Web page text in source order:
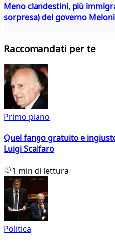
Meno clandestini, più
sorpresa) del governo Meloni
Raccomandati per te
Primo piano
Quel fango gratuito e
Luigi Scalfaro
1 min di lettura
Politica